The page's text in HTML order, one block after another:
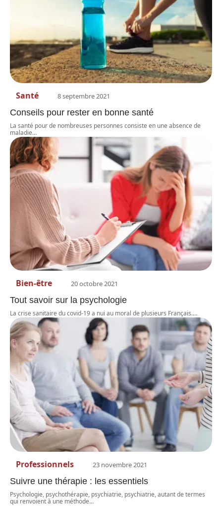
Santé 8 septembre 2021
Conseils pour rester en bonne santé
La santé pour de nombreuses personnes consiste en une absence de
maladie…
Bien-être 20 octobre 2021
Tout savoir sur la psychologie
La crise sanitaire du covid-19 a nui au moral de plusieurs Français.…
Professionnels 23 novembre 2021
Suivre une thérapie : les essentiels
Psychologie, psychothérapie, psychiatrie, psychiatrie, autant de termes
qui renvoient à une méthode…